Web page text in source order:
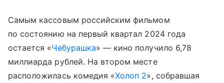
Самым кассовым российским фильмом
по состоянию на первый квартал 2024 года
остается «Чебурашка» — кино получило 6,78
миллиарда рублей. На втором месте
расположилась комедия «Холоп 2», собравшая